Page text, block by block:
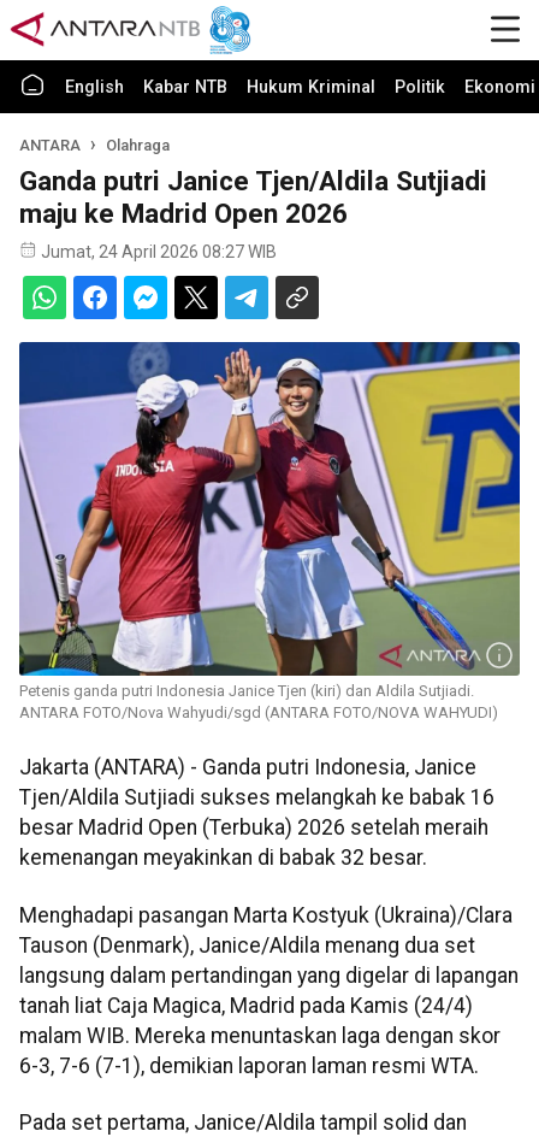
English Kabar NTB Hukum Kriminal Politik
ANTARA Olahraga
Ganda putri Janice Tjen/Aldila Sutjiadi
maju ke Madrid Open 2026
Jumat, 24 April 2026 08:27 WIB
Petenis ganda putri Indonesia Janice Tjen (kiri) dan Aldila Sutjiadi.
ANTARA FOTO/Nova Wahyudi/sgd (ANTARA FOTO/NOVA WAHYUDI)
Jakarta (ANTARA) - Ganda putri Indonesia, Janice
Tjen/Aldila Sutjiadi sukses melangkah ke babak 16
besar Madrid Open (Terbuka) 2026 setelah meraih
kemenangan meyakinkan di babak 32 besar.
Menghadapi pasangan Marta Kostyuk (Ukraina)/Clara
Tauson (Denmark), Janice/Aldila menang dua set
langsung dalam pertandingan yang digelar di lapangan
tanah liat Caja Magica, Madrid pada Kamis (24/4)
malam WIB. Mereka menuntaskan laga dengan skor
6-3, 7-6 (7-1), demikian laporan laman resmi WTA.
Pada set pertama, Janice/Aldila tampil solid dan